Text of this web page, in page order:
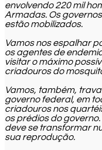
envolvendo 220 mil
Armadas. Os
estão mobilizados.
Vamos nos espalhar
os agentes de
visitar o máximo
criadouros do
Vamos, também,
governo federal, em
criadouros nos
os prédios do
deve se transformar
sua reprodução.